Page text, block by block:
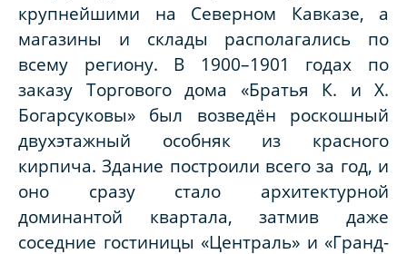
крупнейшими на Северном Кавказе, а
магазины и склады располагались по
всему региону. В 1900–1901 годах по
заказу Торгового дома «Братья К. и Х.
Богарсуковы» был возведён роскошный
двухэтажный особняк из красного
кирпича. Здание построили всего за год, и
оно сразу стало архитектурной
доминантой квартала, затмив даже
соседние гостиницы «Централь» и «Гранд-